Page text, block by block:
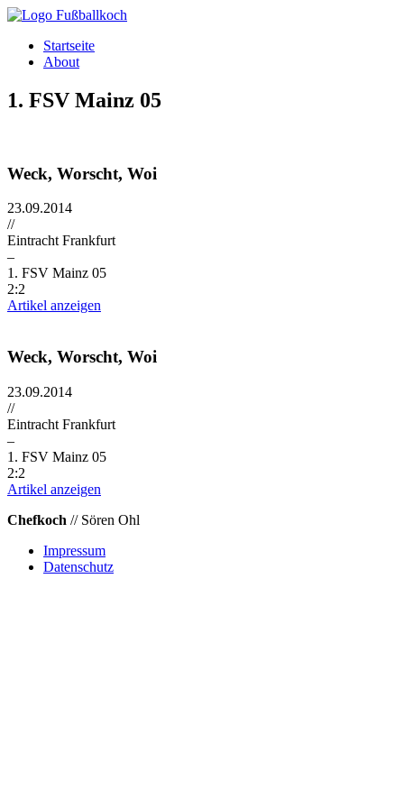
Direkt zum Inhalt
Startseite
About
1. FSV Mainz 05
Weck, Worscht, Woi
23.09.2014
//
Eintracht Frankfurt
–
1. FSV Mainz 05
2:2
Artikel anzeigen
Weck, Worscht, Woi
23.09.2014
//
Eintracht Frankfurt
–
1. FSV Mainz 05
2:2
Artikel anzeigen
Chefkoch // Sören Ohl
Impressum
Datenschutz